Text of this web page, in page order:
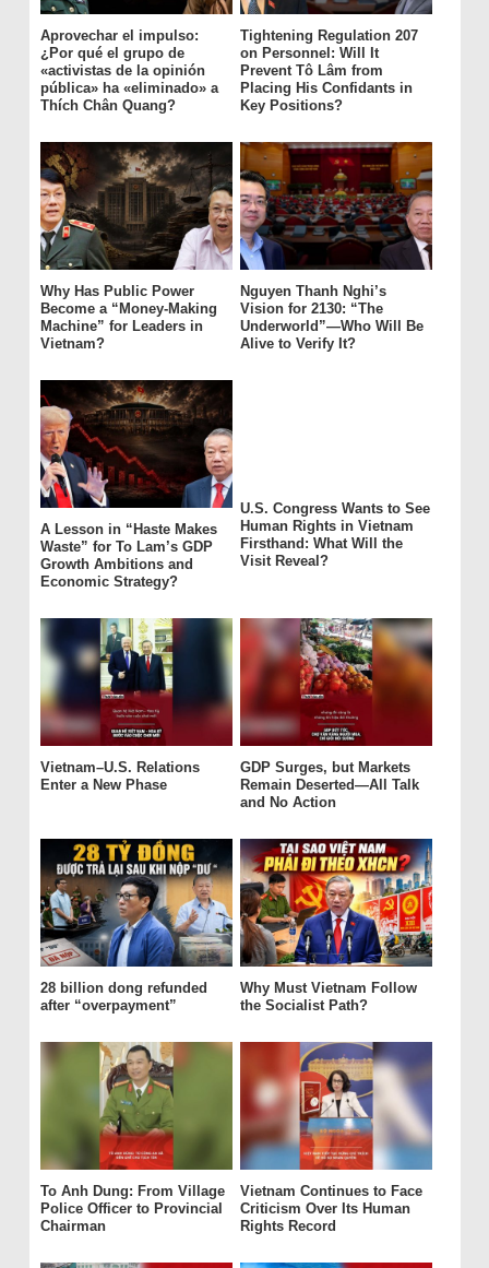
Aprovechar el impulso:
¿Por qué el grupo de
«activistas de la opinión
pública» ha «eliminado» a
Thích Chân Quang?
Tightening Regulation 207
on Personnel: Will It
Prevent Tô Lâm from
Placing His Confidants in
Key Positions?
Why Has Public Power
Become a “Money-Making
Machine” for Leaders in
Vietnam?
Nguyen Thanh Nghi’s
Vision for 2130: “The
Underworld”—Who Will Be
Alive to Verify It?
A Lesson in “Haste Makes
Waste” for To Lam’s GDP
Growth Ambitions and
Economic Strategy?
U.S. Congress Wants to See
Human Rights in Vietnam
Firsthand: What Will the
Visit Reveal?
Vietnam–U.S. Relations
Enter a New Phase
GDP Surges, but Markets
Remain Deserted—All Talk
and No Action
28 billion dong refunded
after “overpayment”
Why Must Vietnam Follow
the Socialist Path?
To Anh Dung: From Village
Police Officer to Provincial
Chairman
Vietnam Continues to Face
Criticism Over Its Human
Rights Record